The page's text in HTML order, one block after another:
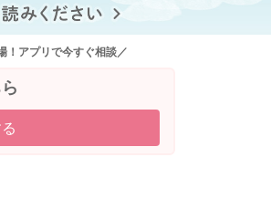
！アプリで今すぐ相談／